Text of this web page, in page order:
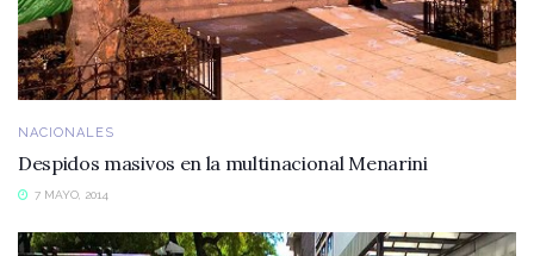
NACIONALES
Despidos masivos en la multinacional Menarini
7 MAYO, 2014